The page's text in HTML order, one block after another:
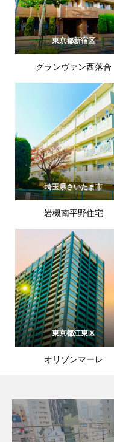
東京都新宿区
グランヴァン西落合
埼玉県さいたま市
岩槻南平野住宅
東京都江東区
オリゾンマーレ